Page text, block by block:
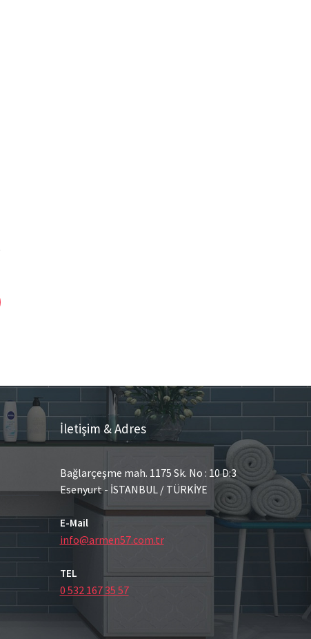
İletişim & Adres
Bağlarçeşme mah. 1175 Sk. No : 10 D:3
Esenyurt - İSTANBUL / TÜRKİYE
E-Mail
info@armen57.com.tr
TEL
0 532 167 35 57